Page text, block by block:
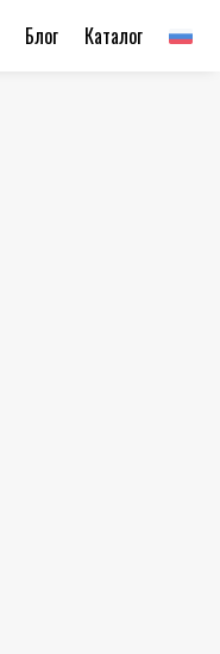
Каталог
Блог